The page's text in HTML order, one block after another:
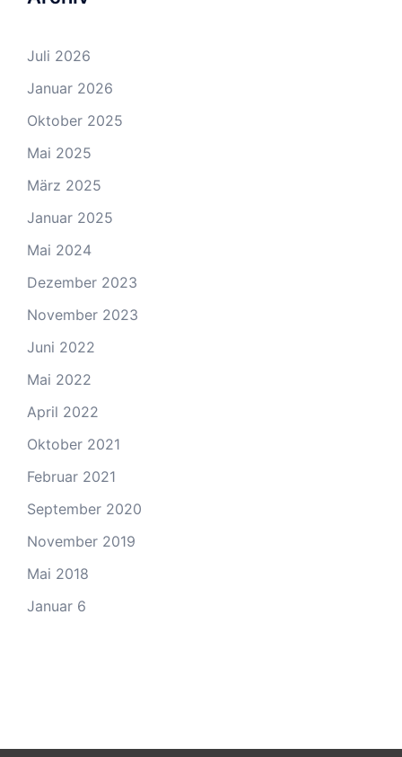
Juli 2026
Januar 2026
Oktober 2025
Mai 2025
März 2025
Januar 2025
Mai 2024
Dezember 2023
November 2023
Juni 2022
Mai 2022
April 2022
Oktober 2021
Februar 2021
September 2020
November 2019
Mai 2018
Januar 6